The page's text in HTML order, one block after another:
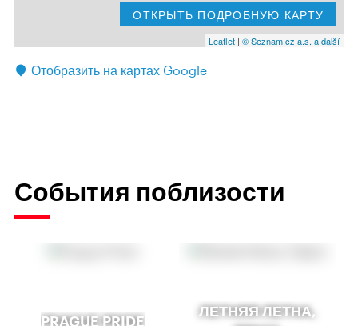
ОТКРЫТЬ ПОДРОБНУЮ КАРТУ
Leaflet | © Seznam.cz a.s. a další
Отобразить на картах Google
События поблизости
PRAGUE PRIDE
ЛЕТНЯЯ ЛЕТНА,